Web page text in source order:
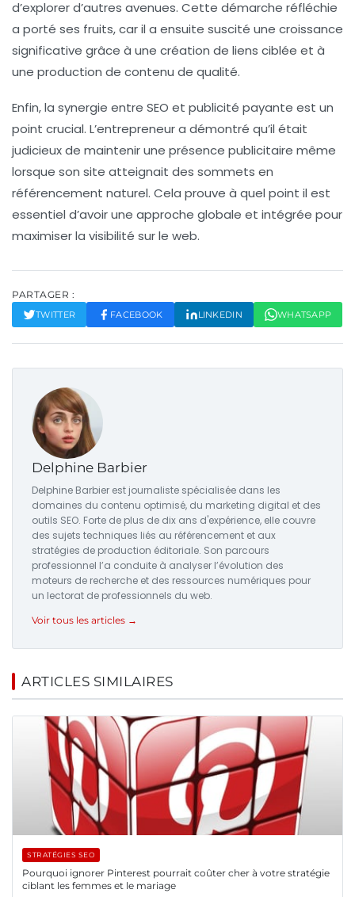
d’explorer d’autres avenues. Cette démarche réfléchie
a porté ses fruits, car il a ensuite suscité une croissance
significative grâce à une création de liens ciblée et à
une production de contenu de qualité.
Enfin, la synergie entre SEO et publicité payante est un
point crucial. L’entrepreneur a démontré qu’il était
judicieux de maintenir une présence publicitaire même
lorsque son site atteignait des sommets en
référencement naturel. Cela prouve à quel point il est
essentiel d’avoir une approche globale et intégrée pour
maximiser la visibilité sur le web.
PARTAGER :
TWITTER FACEBOOK LINKEDIN WHATSAPP
Delphine Barbier
Delphine Barbier est journaliste spécialisée dans les
domaines du contenu optimisé, du marketing digital et des
outils SEO. Forte de plus de dix ans d'expérience, elle couvre
des sujets techniques liés au référencement et aux
stratégies de production éditoriale. Son parcours
professionnel l’a conduite à analyser l’évolution des
moteurs de recherche et des ressources numériques pour
un lectorat de professionnels du web.
Voir tous les articles →
ARTICLES SIMILAIRES
STRATÉGIES SEO
Pourquoi ignorer Pinterest pourrait coûter cher à votre stratégie
ciblant les femmes et le mariage